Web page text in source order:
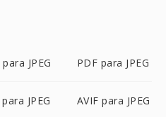
JPEG PDF para JPEG
JPEG AVIF para JPEG